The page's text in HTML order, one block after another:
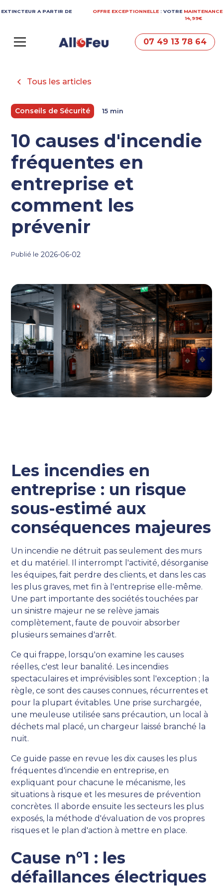
A PARTIR DE OFFRE EXCEPTIONNELLE: VOTRE MAINTENANCE
07 49 13 78 64
Tous les articles
Conseils de Sécurité 15 min
10 causes d'incendie
fréquentes en
entreprise et
comment les
prévenir
Publié le 2026-06-02
Les incendies en
entreprise : un risque
sous-estimé aux
conséquences majeures
Un incendie ne détruit pas seulement des murs
et du matériel. Il interrompt l'activité, désorganise
les équipes, fait perdre des clients, et dans les cas
les plus graves, met fin à l'entreprise elle-même.
Une part importante des sociétés touchées par
un sinistre majeur ne se relève jamais
complètement, faute de pouvoir absorber
plusieurs semaines d'arrêt.
Ce qui frappe, lorsqu'on examine les causes
réelles, c'est leur banalité. Les incendies
spectaculaires et imprévisibles sont l'exception ; la
règle, ce sont des causes connues, récurrentes et
pour la plupart évitables. Une prise surchargée,
une meuleuse utilisée sans précaution, un local à
déchets mal placé, un chargeur laissé branché la
nuit.
Ce guide passe en revue les dix causes les plus
fréquentes d'incendie en entreprise, en
expliquant pour chacune le mécanisme, les
situations à risque et les mesures de prévention
concrètes. Il aborde ensuite les secteurs les plus
exposés, la méthode d'évaluation de vos propres
risques et le plan d'action à mettre en place.
Cause n°1 : les
défaillances électriques